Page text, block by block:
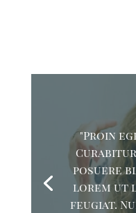
"Proin
posuere
lorem ut
feugiat.